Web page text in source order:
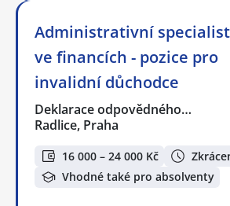
Administrativní
ve financích - pozice pro
invalidní důchodce
Deklarace odpovědného…
Radlice, Praha
16 000 – 24 000 Kč
Vhodné také pro absolventy